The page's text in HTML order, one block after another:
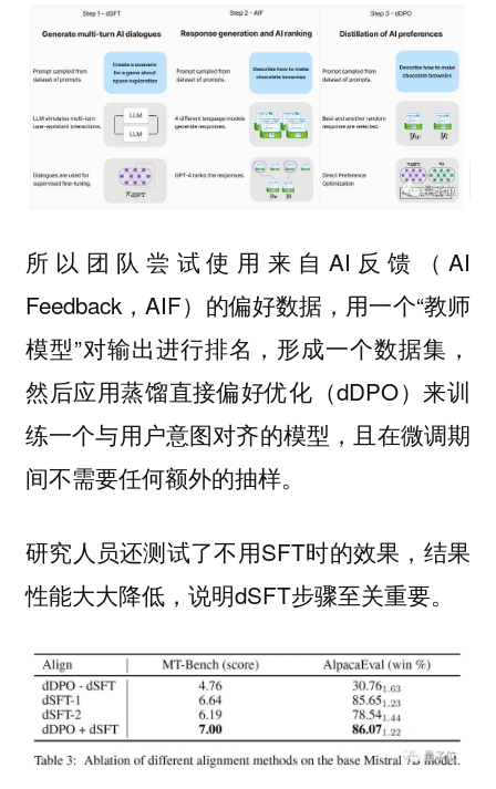
所以团队尝试使用来自AI反馈（AI
Feedback，AIF）的偏好数据，用一个“教师
模型”对输出进行排名，形成一个数据集，
然后应用蒸馏直接偏好优化（dDPO）来训
练一个与用户意图对齐的模型，且在微调期
间不需要任何额外的抽样。
研究人员还测试了不用SFT时的效果，结果
性能大大降低，说明dSFT步骤至关重要。